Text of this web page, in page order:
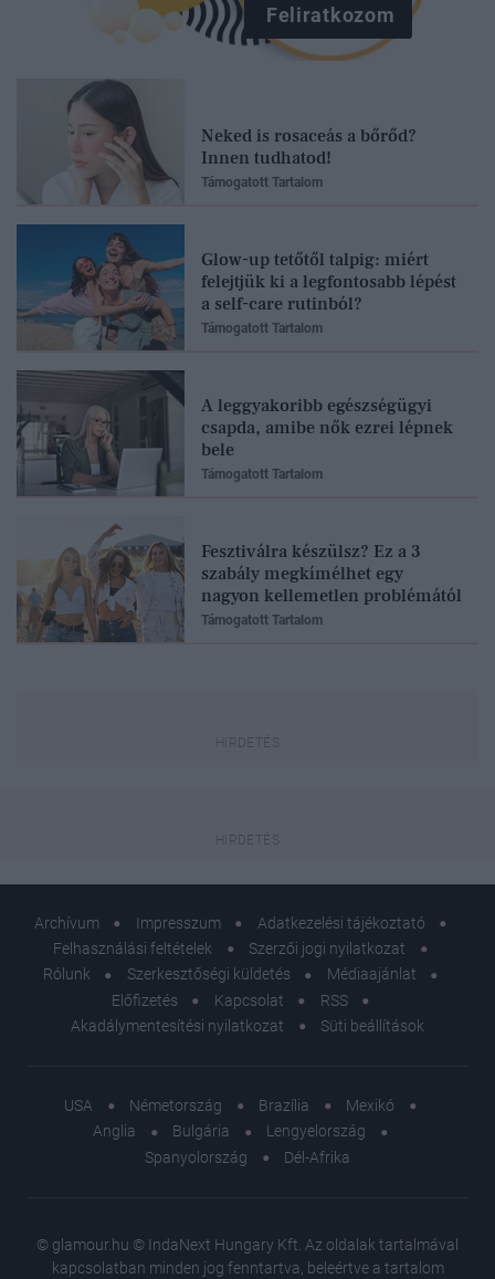
Feliratkozom
Neked is rosaceás a bőrőd?
Innen tudhatod!
Támogatott Tartalom
Glow-up tetőtől talpig: miért
felejtjük ki a legfontosabb lépést
a self-care rutinból?
Támogatott Tartalom
A leggyakoribb egészségügyi
csapda, amibe nők ezrei lépnek
bele
Támogatott Tartalom
Fesztiválra készülsz? Ez a 3
szabály megkímélhet egy
nagyon kellemetlen problémától
Támogatott Tartalom
Archívum Impresszum
Adatkezelési tájékoztató
Felhasználási feltételek
Szerzői jogi nyilatkozat
Rólunk
Szerkesztőségi küldetés
Médiaajánlat
Előfizetés
Kapcsolat
RSS
Akadálymentesítési nyilatkozat
Süti beállítások
USA Németország Brazília
Mexikó
Anglia
Bulgária
Lengyelország
Spanyolország
Dél-Afrika
© glamour.hu © IndaNext Hungary Kft. Az oldalak tartalmával
kapcsolatban minden jog fenntartva, beleértve a tartalom